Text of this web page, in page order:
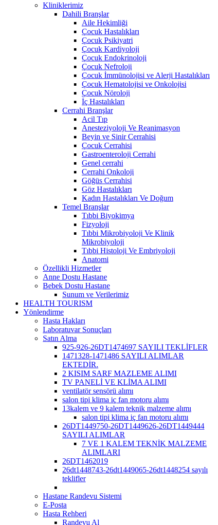
Kliniklerimiz
Dahili Branşlar
Aile Hekimliği
Çocuk Hastalıkları
Çocuk Psikiyatri
Çocuk Kardiyoloji
Çocuk Endokrinoloji
Çocuk Nefroloji
Çocuk İmmünolojisi ve Alerji Hastalıkları
Çocuk Hematolojisi ve Onkolojisi
Çocuk Nöroloji
İç Hastalıkları
Cerrahi Branşlar
Acil Tıp
Anesteziyoloji Ve Reanimasyon
Beyin ve Sinir Cerrahisi
Çocuk Cerrahisi
Gastroenteroloji Cerrahi
Genel cerrahi
Cerrahi Onkoloji
Göğüs Cerrahisi
Göz Hastalıkları
Kadın Hastalıkları Ve Doğum
Temel Branşlar
Tıbbi Biyokimya
Fizyoloji
Tıbbi Mikrobiyoloji Ve Klinik
Mikrobiyoloji
Tıbbi Histoloji Ve Embriyoloji
Anatomi
Özellikli Hizmetler
Anne Dostu Hastane
Bebek Dostu Hastane
Sunum ve Verilerimiz
HEALTH TOURISM
Yönlendirme
Hasta Hakları
Laboratuvar Sonuçları
Satın Alma
925-926-26DT1474697 SAYILI TEKLİFLER
1471328-1471486 SAYILI ALIMLAR
EKTEDİR.
2 KISIM SARF MAZLEME ALIMI
TV PANELİ VE KLİMA ALIMI
ventilatör sensörü alımı
salon tipi klima iç fan motoru alımı
13kalem ve 9 kalem teknik malzeme alımı
salon tipi klima iç fan motoru alımı
26DT1449750-26DT1449626-26DT1449444
SAYILI ALIMLAR
7 VE 1 KALEM TEKNİK MALZEME
ALIMLARI
26DT1462019
26dt1448743-26dt1449065-26dt1448254 sayılı
teklifler
Hastane Randevu Sistemi
E-Posta
Hasta Rehberi
Randevu Al